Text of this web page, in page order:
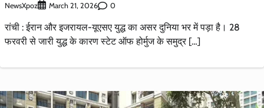
NewsXpoz March 21, 2026 0
रांची : ईरान और इजरायल-यूएसए युद्ध का असर दुनिया भर में पड़ा है। 28
फरवरी से जारी युद्ध के कारण स्टेट ऑफ होर्मुज के समुद्र […]